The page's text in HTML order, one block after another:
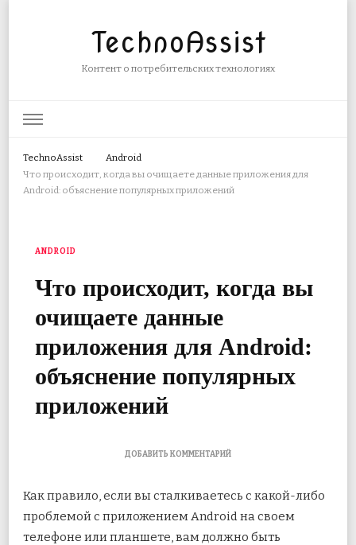
TechnoAssist
Контент о потребительских технологиях
TechnoAssist
Android
Что происходит, когда вы очищаете данные приложения для
Android: объяснение популярных приложений
ANDROID
Что происходит, когда вы
очищаете данные
приложения для Android:
объяснение популярных
приложений
ДОБАВИТЬ КОММЕНТАРИЙК
ПРОИСХОДИТ,
ВЫ
ОЧИЩАЕТЕ
Как правило, если вы сталкиваетесь с какой-либо
проблемой с приложением Android на своем
телефоне или планшете, вам должно быть